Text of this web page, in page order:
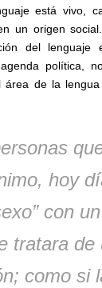
está vivo,
un origen
del lenguaje
política,
área de la
hoy
con
tratara de
como si